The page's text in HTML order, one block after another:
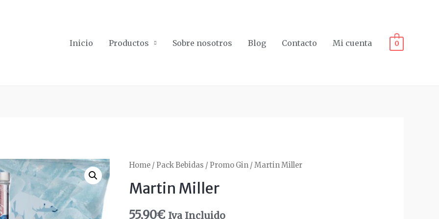
Inicio Productos Sobre nosotros Blog Contacto Mi cuenta 0
Home / Pack Bebidas / Promo Gin / Martin Miller
Martin Miller
55,90€ Iva Incluido